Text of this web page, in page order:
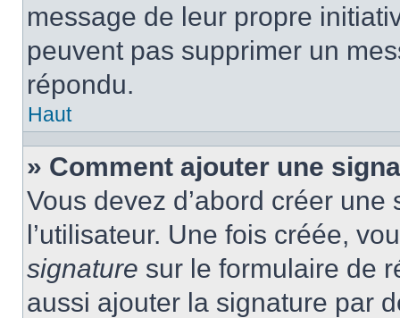
message de leur propre
peuvent pas supprimer un
répondu.
Haut
» Comment ajouter une
Vous devez d’abord créer
l’utilisateur. Une fois créée,
signature sur le formulaire de
aussi ajouter la signature par